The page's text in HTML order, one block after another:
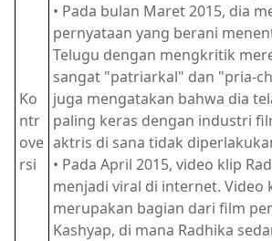
Ko
ntr
ove
rsi
• Pada bulan Maret 2015, dia
pernyataan yang berani
Telugu dengan mengkritik
sangat "patriarkal" dan "pria-
juga mengatakan bahwa dia
paling keras dengan industri
aktris di sana tidak
• Pada April 2015, video klip
menjadi viral di internet. Video
merupakan bagian dari film
Kashyap, di mana Radhika